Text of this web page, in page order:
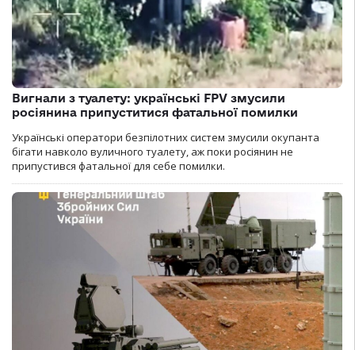
Вигнали з туалету: українські FPV змусили
росіянина припуститися фатальної помилки
Українські оператори безпілотних систем змусили окупанта
бігати навколо вуличного туалету, аж поки росіянин не
припустився фатальної для себе помилки.